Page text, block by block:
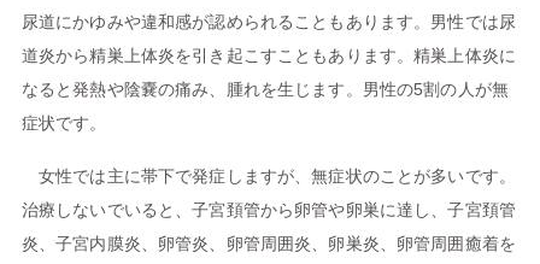
尿道にかゆみや違和感が認められることもあります。男性では尿
道炎から精巣上体炎を引き起こすこともあります。精巣上体炎に
なると発熱や陰嚢の痛み、腫れを生じます。男性の5割の人が無
症状です。
女性では主に帯下で発症しますが、無症状のことが多いです。
治療しないでいると、子宮頚管から卵管や卵巣に達し、子宮頚管
炎、子宮内膜炎、卵管炎、卵管周囲炎、卵巣炎、卵管周囲癒着を